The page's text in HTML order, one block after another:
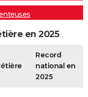
en 2025
Record
national en
2025